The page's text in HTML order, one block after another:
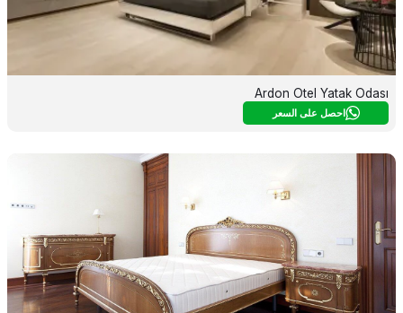
Ardon Otel Yatak Odası
احصل على السعر